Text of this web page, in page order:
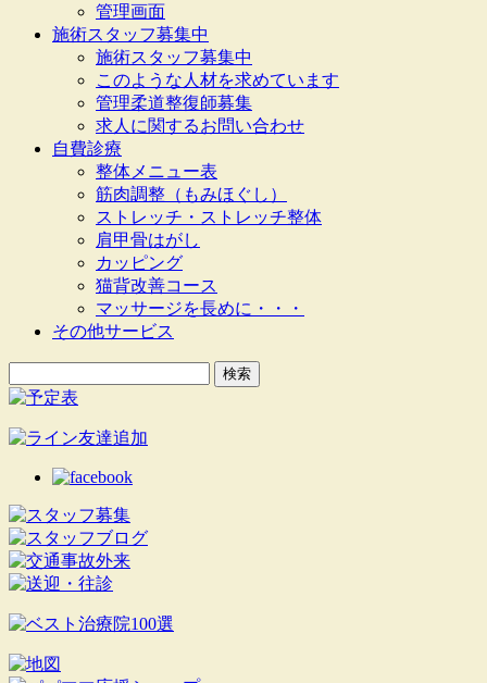
管理画面
施術スタッフ募集中
施術スタッフ募集中
このような人材を求めています
管理柔道整復師募集
求人に関するお問い合わせ
自費診療
整体メニュー表
筋肉調整（もみほぐし）
ストレッチ・ストレッチ整体
肩甲骨はがし
カッピング
猫背改善コース
マッサージを長めに・・・
その他サービス
索: